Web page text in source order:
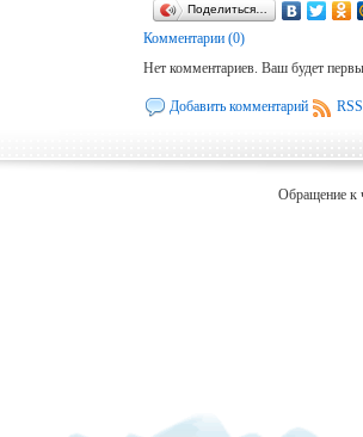
Поделиться…
Комментарии (0)
Нет комментариев. Ваш будет
Добавить комментарий
Обращение к